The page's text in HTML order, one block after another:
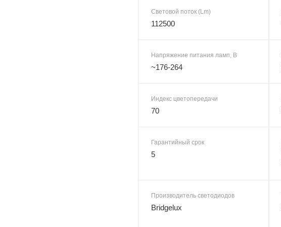
Световой поток (Lm)
112500
Напряжение питания ламп, В
~176-264
Индекс цветопередачи
70
Гарантийный срок
5
Производитель светодиодов
Bridgelux